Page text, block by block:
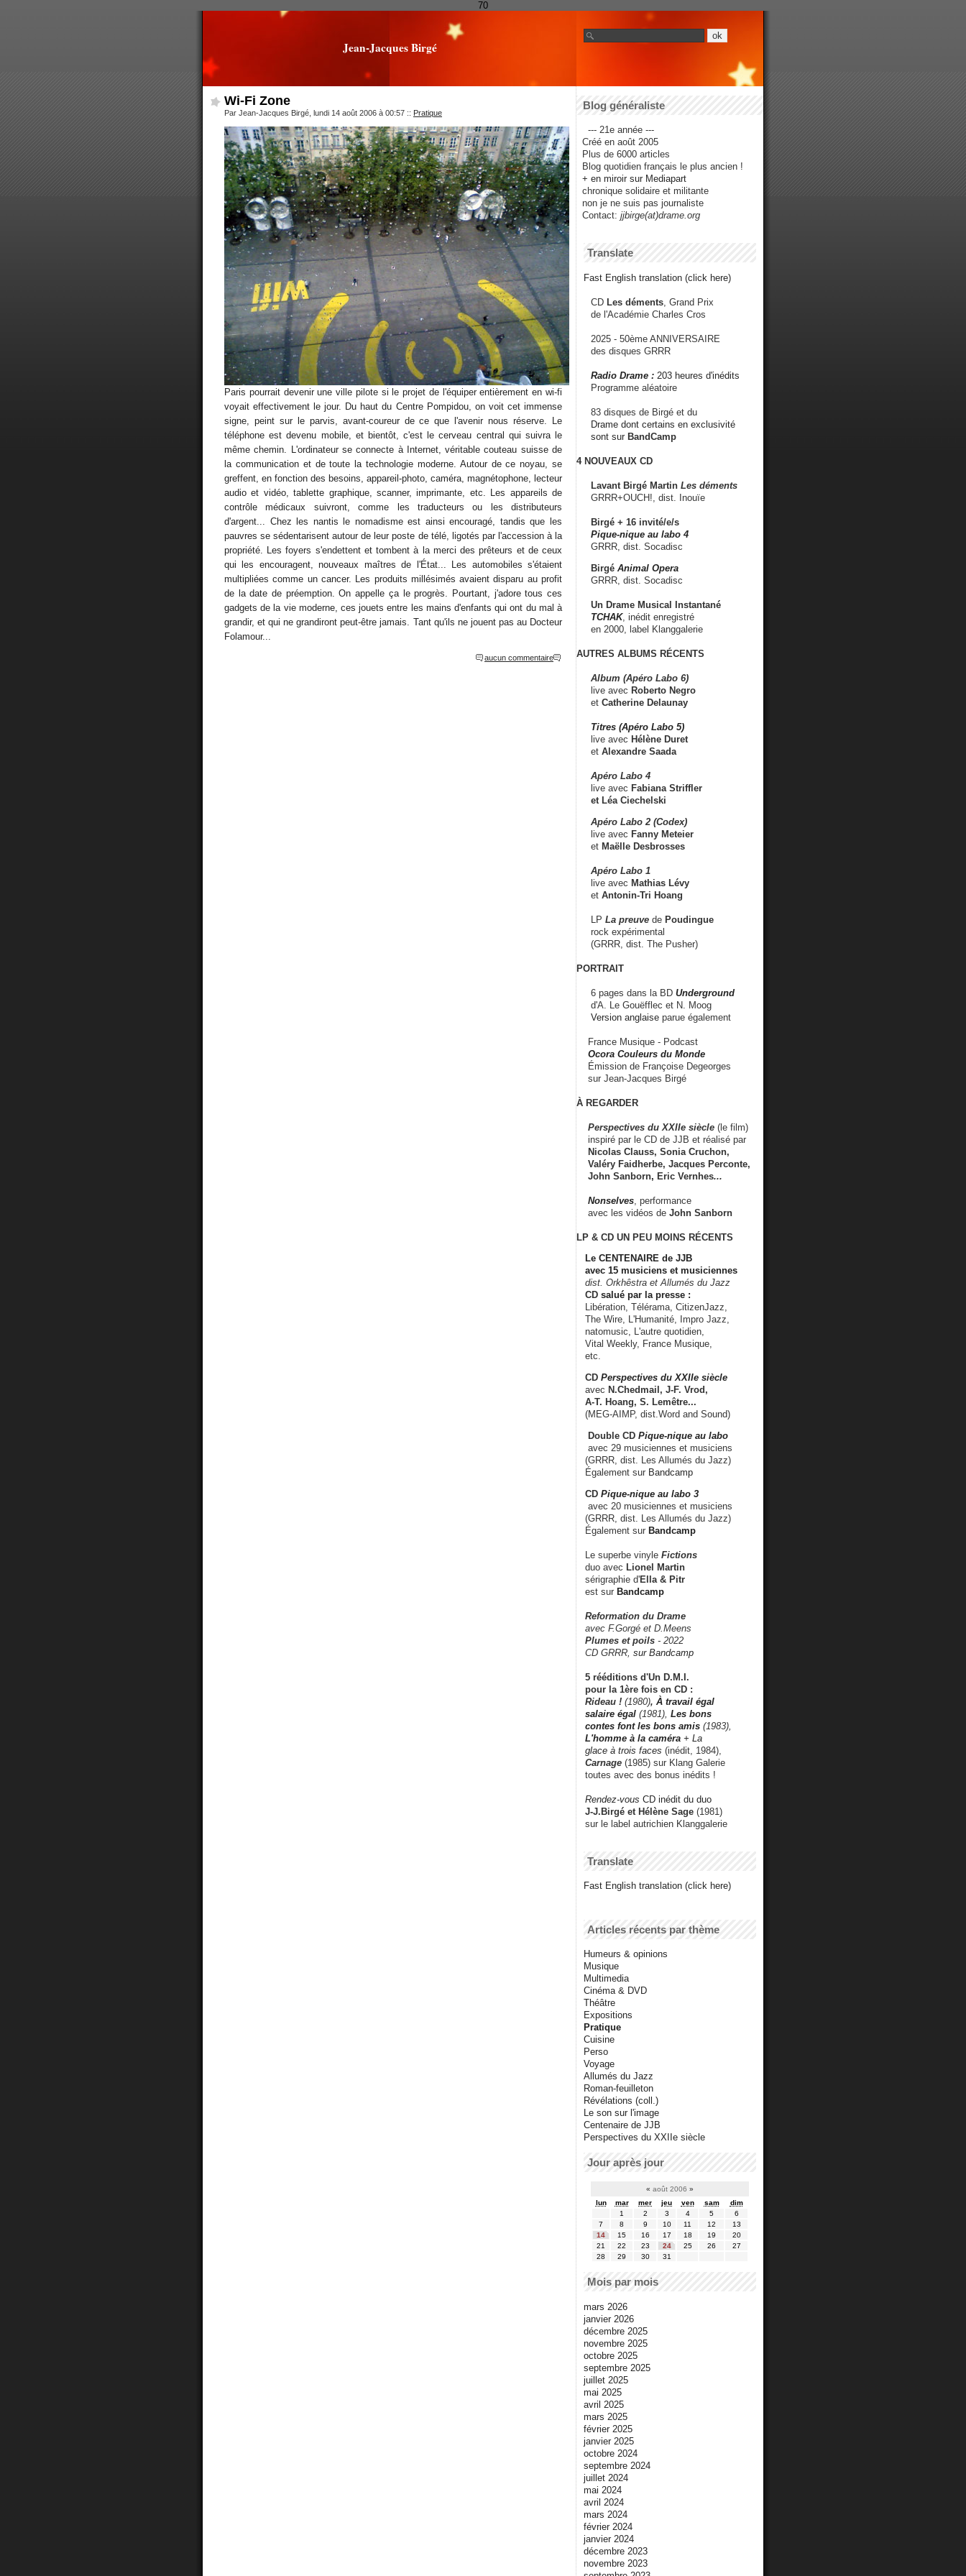
70
Jean-Jacques Birgé
Wi-Fi Zone
Par Jean-Jacques Birgé, lundi 14 août 2006 à 00:57 :: Pratique
Paris pourrait devenir une ville pilote si le projet de l'équiper entièrement en wi-fi
voyait effectivement le jour. Du haut du Centre Pompidou, on voit cet immense
signe, peint sur le parvis, avant-coureur de ce que l'avenir nous réserve. Le
téléphone est devenu mobile, et bientôt, c'est le cerveau central qui suivra le
même chemin. L'ordinateur se connecte à Internet, véritable couteau suisse de
la communication et de toute la technologie moderne. Autour de ce noyau, se
greffent, en fonction des besoins, appareil-photo, caméra, magnétophone, lecteur
audio et vidéo, tablette graphique, scanner, imprimante, etc. Les appareils de
contrôle médicaux suivront, comme les traducteurs ou les distributeurs
d'argent... Chez les nantis le nomadisme est ainsi encouragé, tandis que les
pauvres se sédentarisent autour de leur poste de télé, ligotés par l'accession à la
propriété. Les foyers s'endettent et tombent à la merci des prêteurs et de ceux
qui les encouragent, nouveaux maîtres de l'État... Les automobiles s'étaient
multipliées comme un cancer. Les produits millésimés avaient disparu au profit
de la date de préemption. On appelle ça le progrès. Pourtant, j'adore tous ces
gadgets de la vie moderne, ces jouets entre les mains d'enfants qui ont du mal à
grandir, et qui ne grandiront peut-être jamais. Tant qu'ils ne jouent pas au Docteur
Folamour...
aucun commentaire
Blog généraliste
--- 21e année ---
Créé en août 2005
Plus de 6000 articles
Blog quotidien français le plus ancien !
+ en miroir sur Mediapart
chronique solidaire et militante
non je ne suis pas journaliste
Contact: jjbirge(at)drame.org
Translate
Fast English translation (click here)
CD Les déments , Grand Prix
de l'Académie Charles Cros
2025 - 50ème ANNIVERSAIRE
des disques GRRR
Radio Drame : 203 heures d'inédits
Programme aléatoire
83 disques de Birgé et du
Drame dont certains en exclusivité
sont sur BandCamp
4 NOUVEAUX CD
Lavant Birgé Martin Les déments
GRRR+OUCH!, dist. Inouïe
Birgé + 16 invité/e/s
Pique-nique au labo 4
GRRR, dist. Socadisc
Birgé Animal Opera
GRRR, dist. Socadisc
Un Drame Musical Instantané
TCHAK, inédit enregistré
en 2000, label Klanggalerie
AUTRES ALBUMS RÉCENTS
Album (Apéro Labo 6)
live avec Roberto Negro
et Catherine Delaunay
Titres (Apéro Labo 5)
live avec Hélène Duret
et Alexandre Saada
Apéro Labo 4
live avec Fabiana Striffler
et Léa Ciechelski
Apéro Labo 2 (Codex)
live avec Fanny Meteier
et Maëlle Desbrosses
Apéro Labo 1
live avec Mathias Lévy
et Antonin-Tri Hoang
LP La preuve de Poudingue
rock expérimental
(GRRR, dist. The Pusher)
PORTRAIT
6 pages dans la BD Underground
d'A. Le Gouëfflec et N. Moog
Version anglaise parue également
France Musique - Podcast
Ocora Couleurs du Monde
Émission de Françoise Degeorges
sur Jean-Jacques Birgé
À REGARDER
Perspectives du XXIIe siècle (le film)
inspiré par le CD de JJB et réalisé par
Nicolas Clauss, Sonia Cruchon,
Valéry Faidherbe, Jacques Perconte,
John Sanborn, Eric Vernhes...
Nonselves , performance
avec les vidéos de John Sanborn
LP & CD UN PEU MOINS RÉCENTS
Le CENTENAIRE de JJB
avec 15 musiciens et musiciennes
dist. Orkhêstra et Allumés du Jazz
CD salué par la presse :
Libération, Télérama, CitizenJazz,
The Wire, L'Humanité, Impro Jazz,
natomusic, L'autre quotidien,
Vital Weekly, France Musique,
etc.
CD Perspectives du XXIIe siècle
avec N.Chedmail, J-F. Vrod,
A-T. Hoang, S. Lemêtre...
(MEG-AIMP, dist.Word and Sound)
Double CD Pique-nique au labo
avec 29 musiciennes et musiciens
(GRRR, dist. Les Allumés du Jazz)
Également sur Bandcamp
CD Pique-nique au labo 3
avec 20 musiciennes et musiciens
(GRRR, dist. Les Allumés du Jazz)
Également sur Bandcamp
Le superbe vinyle Fictions
duo avec Lionel Martin
sérigraphie d'Ella & Pitr
est sur Bandcamp
Reformation du Drame
avec F.Gorgé et D.Meens
Plumes et poils - 2022
CD GRRR, sur Bandcamp
5 rééditions d'Un D.M.I.
pour la 1ère fois en CD :
Rideau ! (1980), À travail égal
salaire égal (1981), Les bons
contes font les bons amis (1983),
L'homme à la caméra + La
glace à trois faces (inédit, 1984),
Carnage (1985) sur Klang Galerie
toutes avec des bonus inédits !
Rendez-vous CD inédit du duo
J-J.Birgé et Hélène Sage (1981)
sur le label autrichien Klanggalerie
Translate
Fast English translation (click here)
Articles récents par thème
Humeurs & opinions
Musique
Multimedia
Cinéma & DVD
Théâtre
Expositions
Pratique
Cuisine
Perso
Voyage
Allumés du Jazz
Roman-feuilleton
Révélations (coll.)
Le son sur l'image
Centenaire de JJB
Perspectives du XXIIe siècle
Jour après jour
« août 2006 »
lun
mar mer jeu ven sam
dim
1
2 3 4 5
6
7
8 9 10 11 12
13
14
15 16 17 18 19
20
21
22 23 24 25 26
27
28
29 30 31
Mois par mois
mars 2026
janvier 2026
décembre 2025
novembre 2025
octobre 2025
septembre 2025
juillet 2025
mai 2025
avril 2025
mars 2025
février 2025
janvier 2025
octobre 2024
septembre 2024
juillet 2024
mai 2024
avril 2024
mars 2024
février 2024
janvier 2024
décembre 2023
novembre 2023